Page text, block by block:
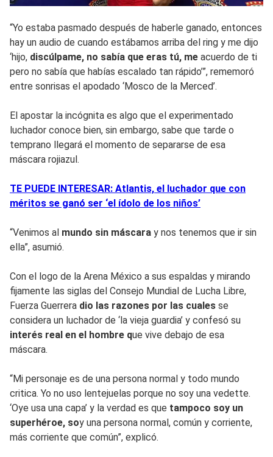
“Yo estaba pasmado después de haberle ganado, entonces
hay un audio de cuando estábamos arriba del ring y me dijo
‘hijo, discúlpame, no sabía que eras tú, me acuerdo de ti
pero no sabía que habías escalado tan rápido’”, rememoró
entre sonrisas el apodado ‘Mosco de la Merced’.
El apostar la incógnita es algo que el experimentado
luchador conoce bien, sin embargo, sabe que tarde o
temprano llegará el momento de separarse de esa
máscara rojiazul.
TE PUEDE INTERESAR: Atlantis, el luchador que con
méritos se ganó ser ‘el ídolo de los niños’
“Venimos al mundo sin máscara y nos tenemos que ir sin
ella”, asumió.
Con el logo de la Arena México a sus espaldas y mirando
fijamente las siglas del Consejo Mundial de Lucha Libre,
Fuerza Guerrera dio las razones por las cuales se
considera un luchador de ‘la vieja guardia’ y confesó su
interés real en el hombre que vive debajo de esa
máscara.
“Mi personaje es de una persona normal y todo mundo
critica. Yo no uso lentejuelas porque no soy una vedette.
‘Oye usa una capa’ y la verdad es que tampoco soy un
superhéroe, soy una persona normal, común y corriente,
más corriente que común”, explicó.